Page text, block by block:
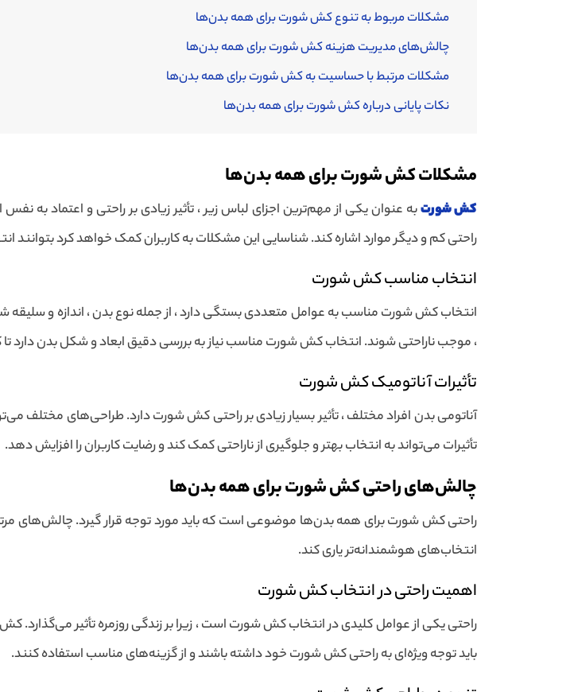
مشکلات مربوط به تنوع کش شورت برای همه بدن‌ها
چالش‌های مدیریت هزینه کش شورت برای همه بدن‌ها
مشکلات مرتبط با حساسیت به کش شورت برای همه بدن‌ها
نکات پایانی درباره کش شورت برای همه بدن‌ها
مشکلات کش شورت برای همه بدن‌ها
کش شورتبه عنوان یکی از مهم‌ترین اجزای لباس زیر ، تأثیر زیادی بر راحتی و اعتماد به
راحتی کم و دیگر موارد اشاره کند. شناسایی این مشکلات به کاربران کمک خواهد کرد بتوانند
انتخاب مناسب کش شورت
انتخاب کش شورت مناسب به عوامل متعددی بستگی دارد ، از جمله نوع بدن ، اندازه و
، موجب ناراحتی شوند. انتخاب کش شورت مناسب نیاز به بررسی دقیق ابعاد و شکل بدن دارد تا
تأثیرات آناتومیک کش شورت
آناتومی بدن افراد مختلف ، تأثیر بسیار زیادی بر راحتی کش شورت دارد. طراحی‌های مختلف
تأثیرات می‌تواند به انتخاب بهتر و جلوگیری از ناراحتی کمک کند و رضایت کاربران را افزایش دهد.
چالش‌های راحتی کش شورت برای همه بدن‌ها
راحتی کش شورت برای همه بدن‌ها موضوعی است که باید مورد توجه قرار گیرد. چالش‌های
انتخاب‌های هوشمندانه‌تر یاری کند.
اهمیت راحتی در انتخاب کش شورت
راحتی یکی از عوامل کلیدی در انتخاب کش شورت است ، زیرا بر زندگی روزمره تأثیر
باید توجه ویژه‌ای به راحتی کش شورت خود داشته باشند و از گزینه‌های مناسب استفاده کنند.